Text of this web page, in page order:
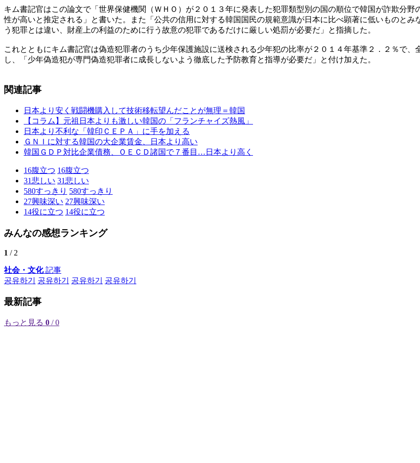
キム書記官はこの論文で「世界保健機関（ＷＨＯ）が２０１３年に発表した犯罪類型別の国の順位で韓国が詐欺分
性が高いと推定される」と書いた。また「公共の信用に対する韓国国民の規範意識が日本に比べ顕著に低いものと
う犯罪とは違い、財産上の利益のために行う故意の犯罪であるだけに厳しい処罰が必要だ」と指摘した。
これとともにキム書記官は偽造犯罪者のうち少年保護施設に送検される少年犯の比率が２０１４年基準２．２％で
し、「少年偽造犯が専門偽造犯罪者に成長しないよう徹底した予防教育と指導が必要だ」と付け加えた。
関連記事
日本より安く戦闘機購入して技術移転望んだことが無理＝韓国
【コラム】元祖日本よりも激しい韓国の「フランチャイズ熱風」
日本より不利な「韓印ＣＥＰＡ」に手を加える
ＧＮＩに対する韓国の大企業賃金、日本より高い
韓国ＧＤＰ対比企業債務、ＯＥＣＤ諸国で７番目…日本より高く
16腹立つ 16腹立つ
31悲しい 31悲しい
580すっきり 580すっきり
27興味深い 27興味深い
14役に立つ 14役に立つ
みんなの感想ランキング
1 / 2
社会・文化記事
공유하기
공유하기 공유하기 공유하기
最新記事
もっと見る 0 / 0